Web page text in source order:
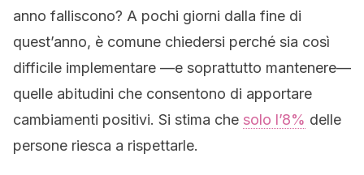
anno falliscono? A pochi giorni dalla fine di
quest’anno, è comune chiedersi perché sia così
difficile implementare —e soprattutto mantenere—
quelle abitudini che consentono di apportare
cambiamenti positivi. Si stima che solo l’8% delle
persone riesca a rispettarle.